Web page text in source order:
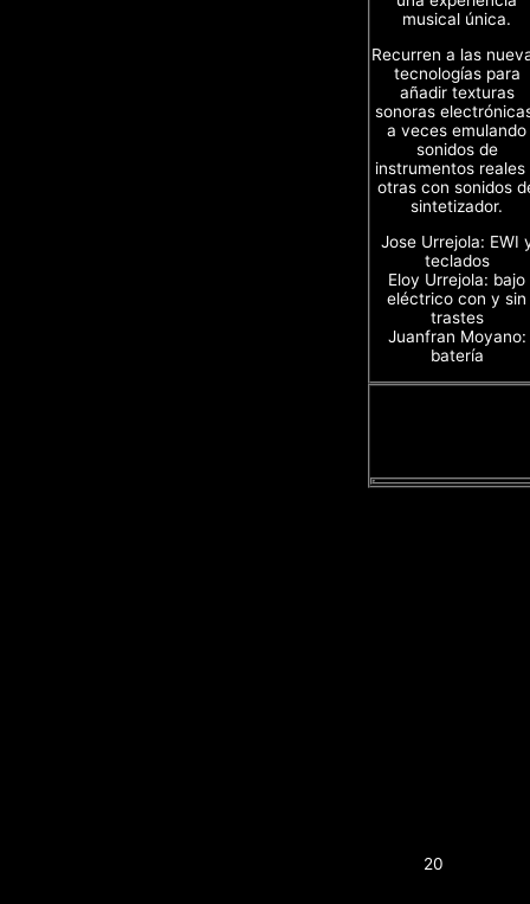
musical única.
Recurren a las
tecnologías para
añadir texturas
sonoras
a veces emulando
sonidos de
instrumentos reales
otras con sonidos
sintetizador.
Jose Urrejola: EWI
teclados
Eloy Urrejola: bajo
eléctrico con y sin
trastes
Juanfran Moyano:
batería
20